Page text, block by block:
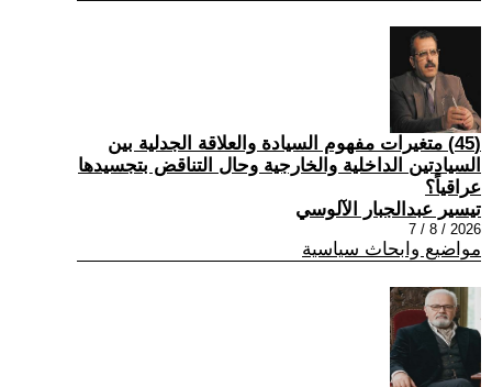
(45) متغيرات مفهوم السيادة والعلاقة الجدلية بين
السيادتين الداخلية والخارجية وحال التناقض بتجسيدها
عراقياً؟
تيسير عبدالجبار الآلوسي
2026 / 8 / 7
مواضيع وابحاث سياسية